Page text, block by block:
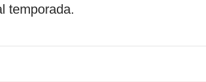
temporada.